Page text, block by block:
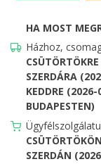
HA MOST
Házhoz,
SZERDÁRA
KEDDRE
BUDAPESTEN)
SZERDÁN